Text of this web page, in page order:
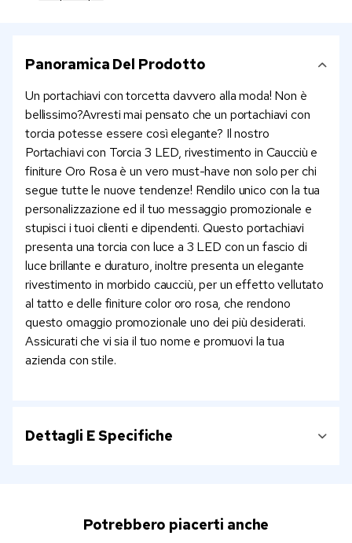
Panoramica Del Prodotto
Un portachiavi con torcetta davvero alla moda! Non è
bellissimo?Avresti mai pensato che un portachiavi con
torcia potesse essere così elegante? Il nostro
Portachiavi con Torcia 3 LED, rivestimento in Caucciù e
finiture Oro Rosa è un vero must-have non solo per chi
segue tutte le nuove tendenze! Rendilo unico con la tua
personalizzazione ed il tuo messaggio promozionale e
stupisci i tuoi clienti e dipendenti. Questo portachiavi
presenta una torcia con luce a 3 LED con un fascio di
luce brillante e duraturo, inoltre presenta un elegante
rivestimento in morbido caucciù, per un effetto vellutato
al tatto e delle finiture color oro rosa, che rendono
questo omaggio promozionale uno dei più desiderati.
Assicurati che vi sia il tuo nome e promuovi la tua
azienda con stile.
Dettagli E Specifiche
Potrebbero piacerti anche